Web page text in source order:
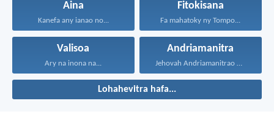
Aina
Kanefa any ianao no...
Fitokisana
Fa mahatoky ny Tompo...
Valisoa
Ary na inona na...
Andriamanitra
Jehovah Andriamanitrao no ao...
Lohahevitra hafa...